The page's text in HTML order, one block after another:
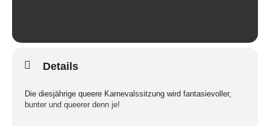
Details
Die diesjährige queere Karnevalssitzung wird fantasievoller,
bunter und queerer denn je!